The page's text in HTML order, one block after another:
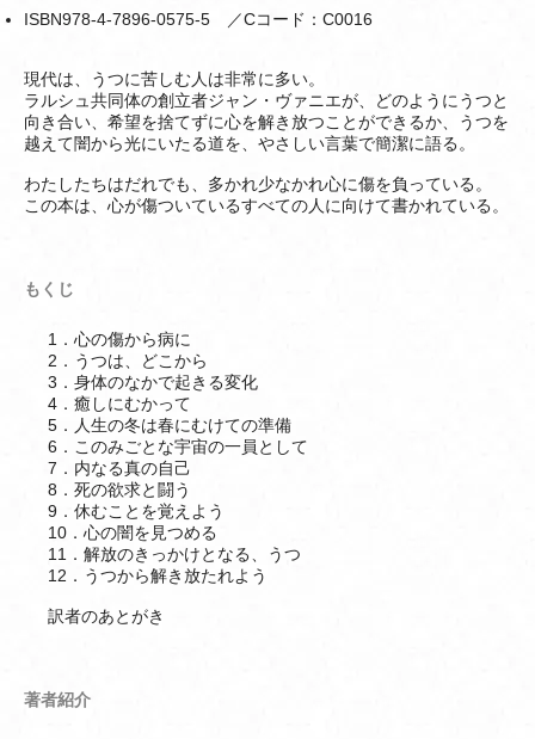
ISBN978-4-7896-0575-5 ／Cコード：C0016
現代は、うつに苦しむ人は非常に多い。
ラルシュ共同体の創立者ジャン・ヴァニエが、どのようにうつと
向き合い、希望を捨てずに心を解き放つことができるか、うつを
越えて闇から光にいたる道を、やさしい言葉で簡潔に語る。
わたしたちはだれでも、多かれ少なかれ心に傷を負っている。
この本は、心が傷ついているすべての人に向けて書かれている。
もくじ
1．心の傷から病に
2．うつは、どこから
3．身体のなかで起きる変化
4．癒しにむかって
5．人生の冬は春にむけての準備
6．このみごとな宇宙の一員として
7．内なる真の自己
8．死の欲求と闘う
9．休むことを覚えよう
10．心の闇を見つめる
11．解放のきっかけとなる、うつ
12．うつから解き放たれよう
訳者のあとがき
著者紹介